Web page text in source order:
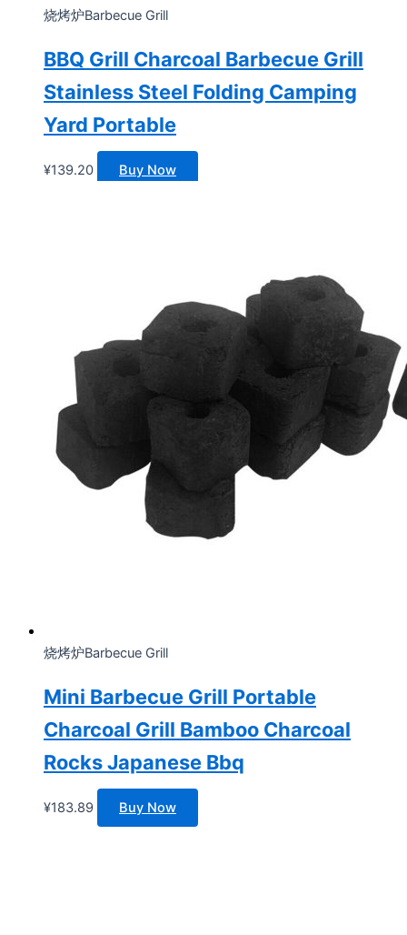
烧烤炉Barbecue Grill
BBQ Grill Charcoal Barbecue Grill
Stainless Steel Folding Camping
Yard Portable
¥139.20 Buy Now
烧烤炉Barbecue Grill
Mini Barbecue Grill Portable
Charcoal Grill Bamboo Charcoal
Rocks Japanese Bbq
¥183.89 Buy Now